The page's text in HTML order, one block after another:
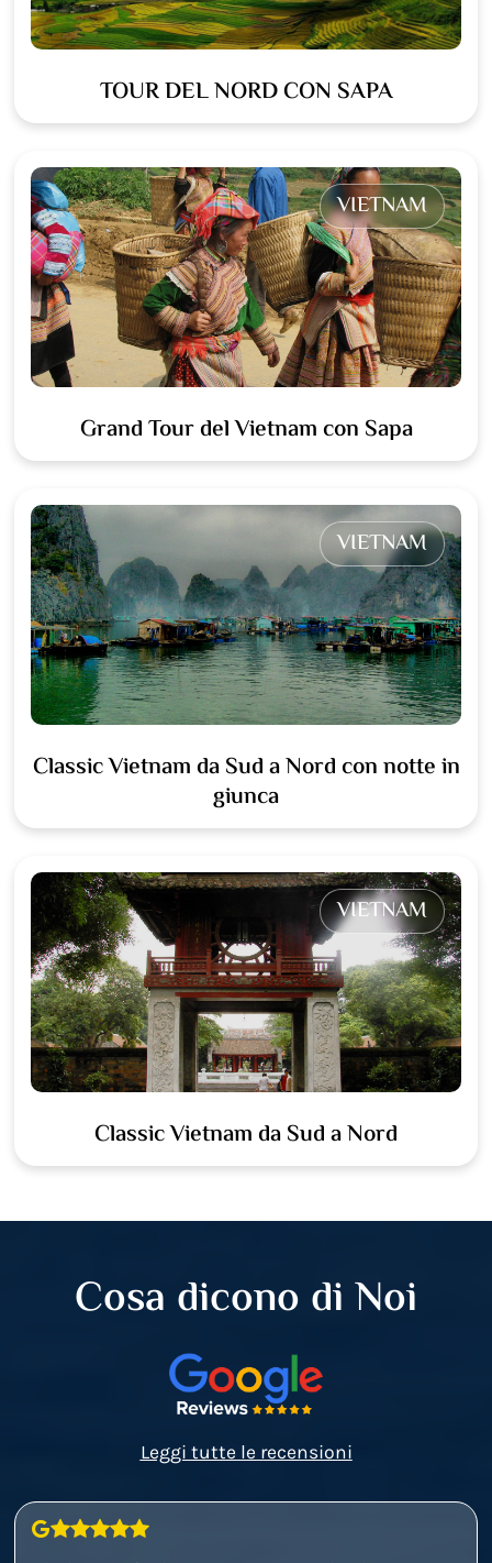
TOUR DEL NORD CON SAPA
VIETNAM
Grand Tour del Vietnam con Sapa
VIETNAM
Classic Vietnam da Sud a Nord con notte in
giunca
VIETNAM
Classic Vietnam da Sud a Nord
Cosa dicono di Noi
Leggi tutte le recensioni